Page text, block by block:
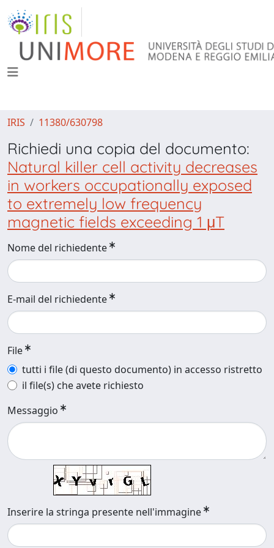
IRIS 11380/630798
Richiedi una copia del documento:
Natural killer cell activity decreases
in workers occupationally exposed
to extremely low frequency
magnetic fields exceeding 1 μT
Nome del richiedente
E-mail del richiedente
File
tutti i file (di questo documento) in accesso ristretto
il file(s) che avete richiesto
Messaggio
Inserire la stringa presente nell'immagine